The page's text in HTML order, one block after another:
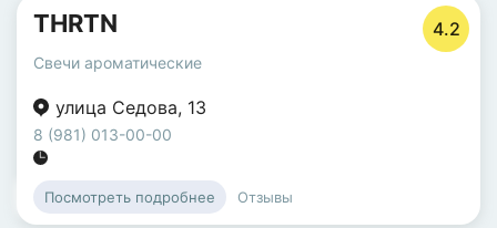
THRTN 4.2
Свечи ароматические
улица Седова, 13
8 (981) 013-00-00
Посмотреть подробнее Отзывы